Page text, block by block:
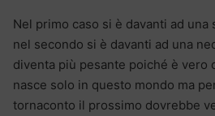
Nel primo caso si è davanti ad
nel secondo si è davanti ad una
diventa più pesante poiché è vero
nasce solo in questo mondo ma
tornaconto il prossimo dovrebbe